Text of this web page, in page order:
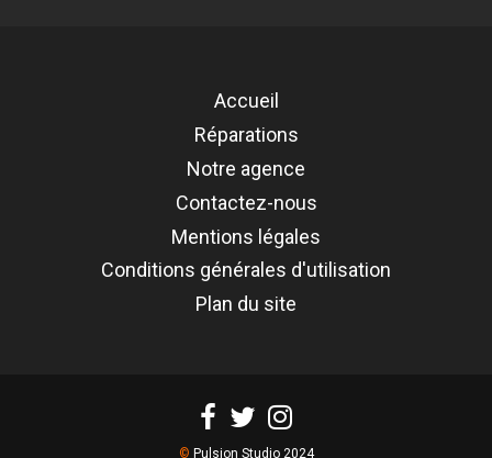
Accueil
Réparations
Notre agence
Contactez-nous
Mentions légales
Conditions générales d'utilisation
Plan du site
© Pulsion Studio 2024